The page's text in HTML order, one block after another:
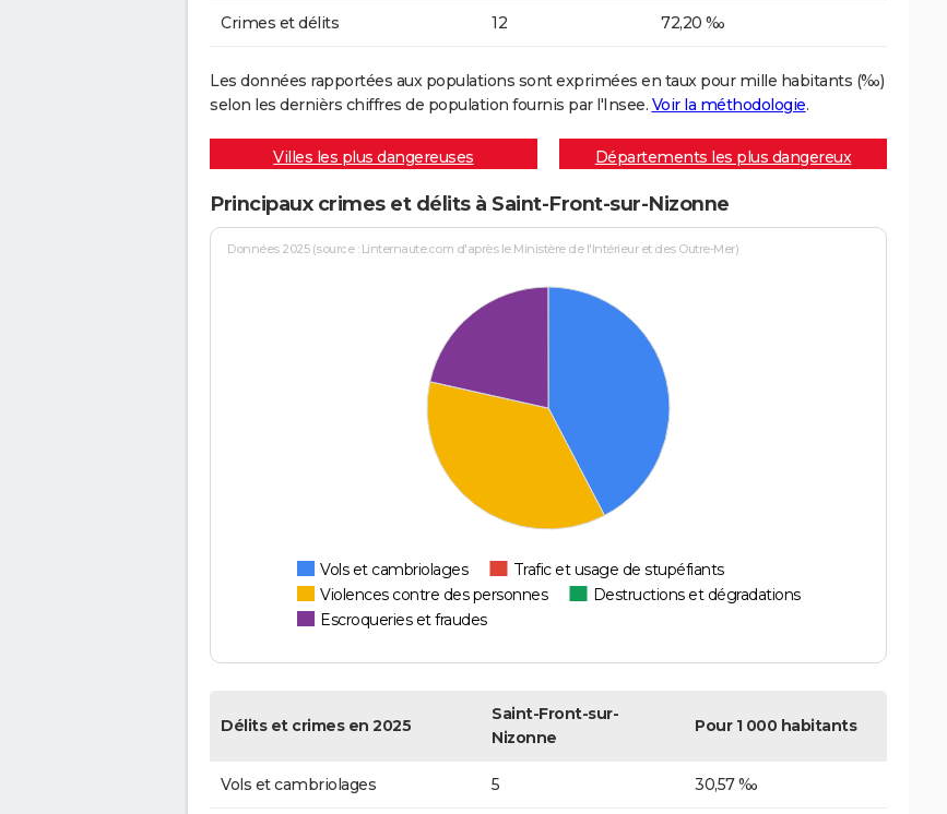
Crimes et délits 12 72,20 ‰
Les données rapportées aux populations sont exprimées en taux pour mille habitants (‰)
selon les dernièrs chiffres de population fournis par l'Insee. Voir la méthodologie.
Villes les plus dangereuses Départements les plus dangereux
Principaux crimes et délits à Saint-Front-sur-Nizonne
Données 2025 (source : Linternaute.com d'après le Ministère de l'Intérieur et des Outre-Mer)
Vols et cambriolages
Trafic et usage de stupéfiants
Violences contre des personnes
Destructions et dégradations
Escroqueries et fraudes
Délits et crimes en 2025
Saint-Front-sur-
Nizonne
Pour 1 000 habitants
Vols et cambriolages 5 30,57 ‰